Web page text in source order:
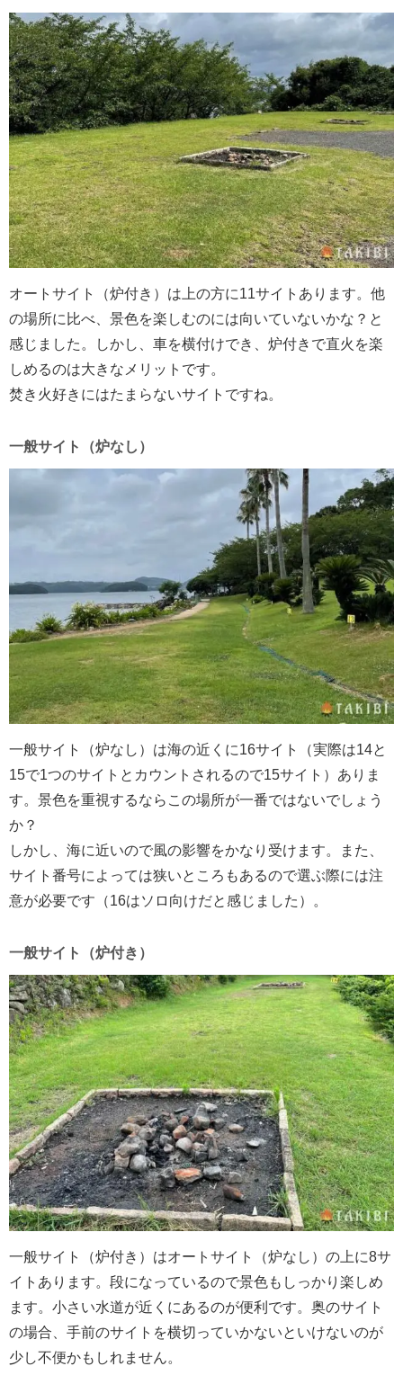
オートサイト（炉付き）は上の方に11サイトあります。他
の場所に比べ、景色を楽しむのには向いていないかな？と
感じました。しかし、車を横付けでき、炉付きで直火を楽
しめるのは大きなメリットです。
焚き火好きにはたまらないサイトですね。
一般サイト（炉なし）
一般サイト（炉なし）は海の近くに16サイト（実際は14と
15で1つのサイトとカウントされるので15サイト）ありま
す。景色を重視するならこの場所が一番ではないでしょう
か？
しかし、海に近いので風の影響をかなり受けます。また、
サイト番号によっては狭いところもあるので選ぶ際には注
意が必要です（16はソロ向けだと感じました）。
一般サイト（炉付き）
一般サイト（炉付き）はオートサイト（炉なし）の上に8サ
イトあります。段になっているので景色もしっかり楽しめ
ます。小さい水道が近くにあるのが便利です。奥のサイト
の場合、手前のサイトを横切っていかないといけないのが
少し不便かもしれません。